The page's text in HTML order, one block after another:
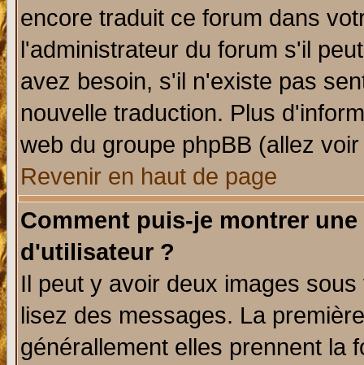
encore traduit ce forum dans
l'administrateur du forum s'il
avez besoin, s'il n'existe pas
nouvelle traduction. Plus
web du groupe phpBB (allez
Revenir en haut de page
Comment puis-je montrer
d'utilisateur ?
Il peut y avoir deux images
lisez des messages. La
générallement elles prennent la